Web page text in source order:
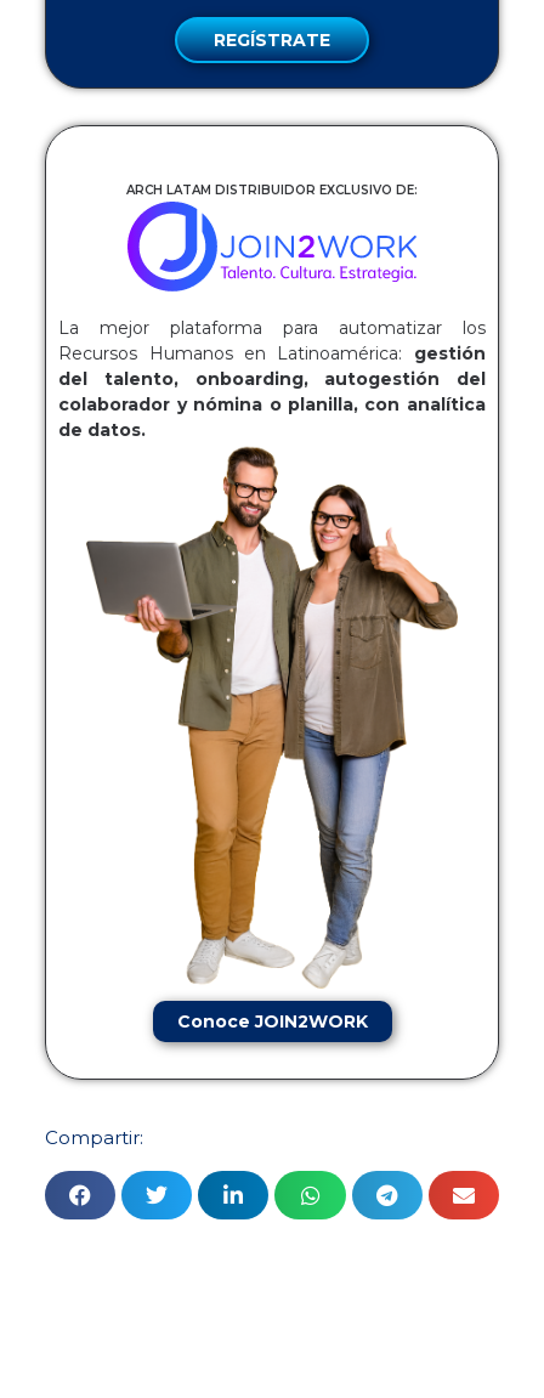
REGÍSTRATE
ARCH LATAM DISTRIBUIDOR EXCLUSIVO DE:
La mejor plataforma para automatizar los
Recursos Humanos en Latinoamérica: gestión
del talento, onboarding, autogestión del
colaborador y nómina o planilla, con analítica
de datos.
Conoce JOIN2WORK
Compartir: